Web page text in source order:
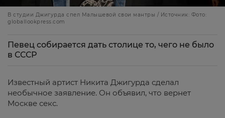
В студии Джигурда спел Малышевой свои мантры / Источник: Фото:
globallookpress.com
Певец собирается дать столице то, чего не было
в СССР
Известный артист Никита Джигурда сделал
необычное заявление. Он объявил, что вернет
Москве секс.